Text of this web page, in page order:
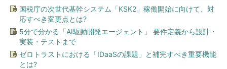
国税庁の次世代基幹システム「KSK2」稼働開始に向けて、対
応すべき変更点とは?
5分で分かる「AI駆動開発エージェント」 要件定義から設計・
実装・テストまで
ゼロトラストにおける「IDaaSの課題」と補完すべき重要機能
とは?